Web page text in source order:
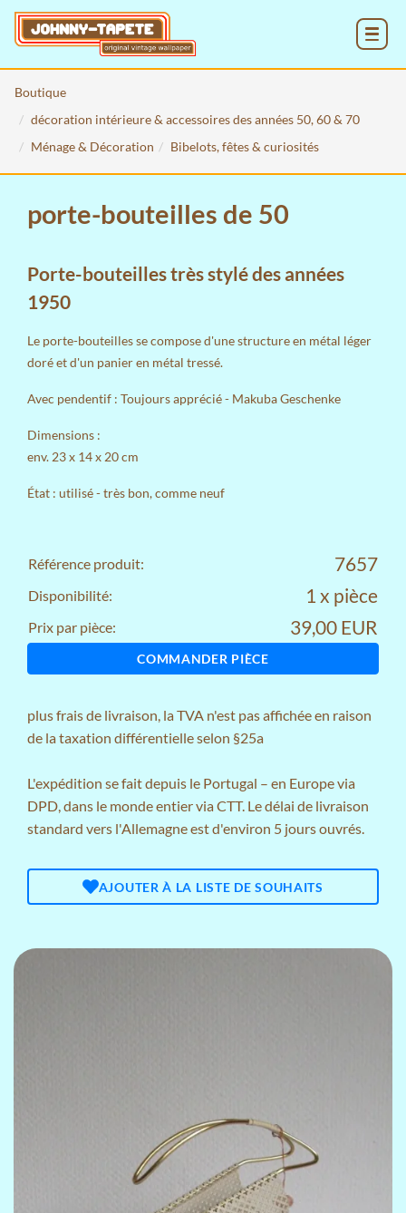
Boutique
décoration intérieure & accessoires des années 50, 60 & 70
Ménage & Décoration
Bibelots, fêtes & curiosités
porte-bouteilles de 50
Porte-bouteilles très stylé des années
1950
Le porte-bouteilles se compose d'une structure en métal léger
doré et d'un panier en métal tressé.
Avec pendentif : Toujours apprécié - Makuba Geschenke
Dimensions :
env. 23 x 14 x 20 cm
État : utilisé - très bon, comme neuf
Référence produit: 7657
Disponibilité: 1 x pièce
Prix par pièce: 39,00 EUR
COMMANDER PIÈCE
plusfrais de livraison, la TVA n'est pas affichée en raison
de la taxation différentielle selon §25a
L'expédition se fait depuis le Portugal – en Europe via
DPD, dans le monde entier via CTT. Le délai de livraison
standard vers l'Allemagne est d'environ 5 jours ouvrés.
AJOUTER À LA LISTE DE SOUHAITS